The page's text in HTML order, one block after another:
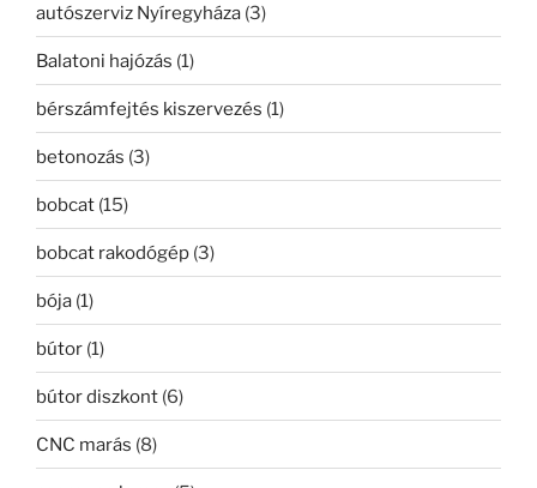
autószerviz Nyíregyháza (3)
Balatoni hajózás (1)
bérszámfejtés kiszervezés (1)
betonozás (3)
bobcat (15)
bobcat rakodógép (3)
bója (1)
bútor (1)
bútor diszkont (6)
CNC marás (8)